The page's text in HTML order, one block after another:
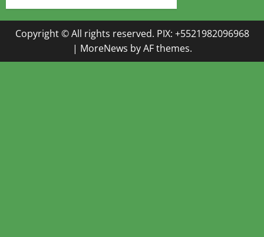
Copyright © All rights reserved. PIX: +5521982096968
| MoreNews by AF themes.